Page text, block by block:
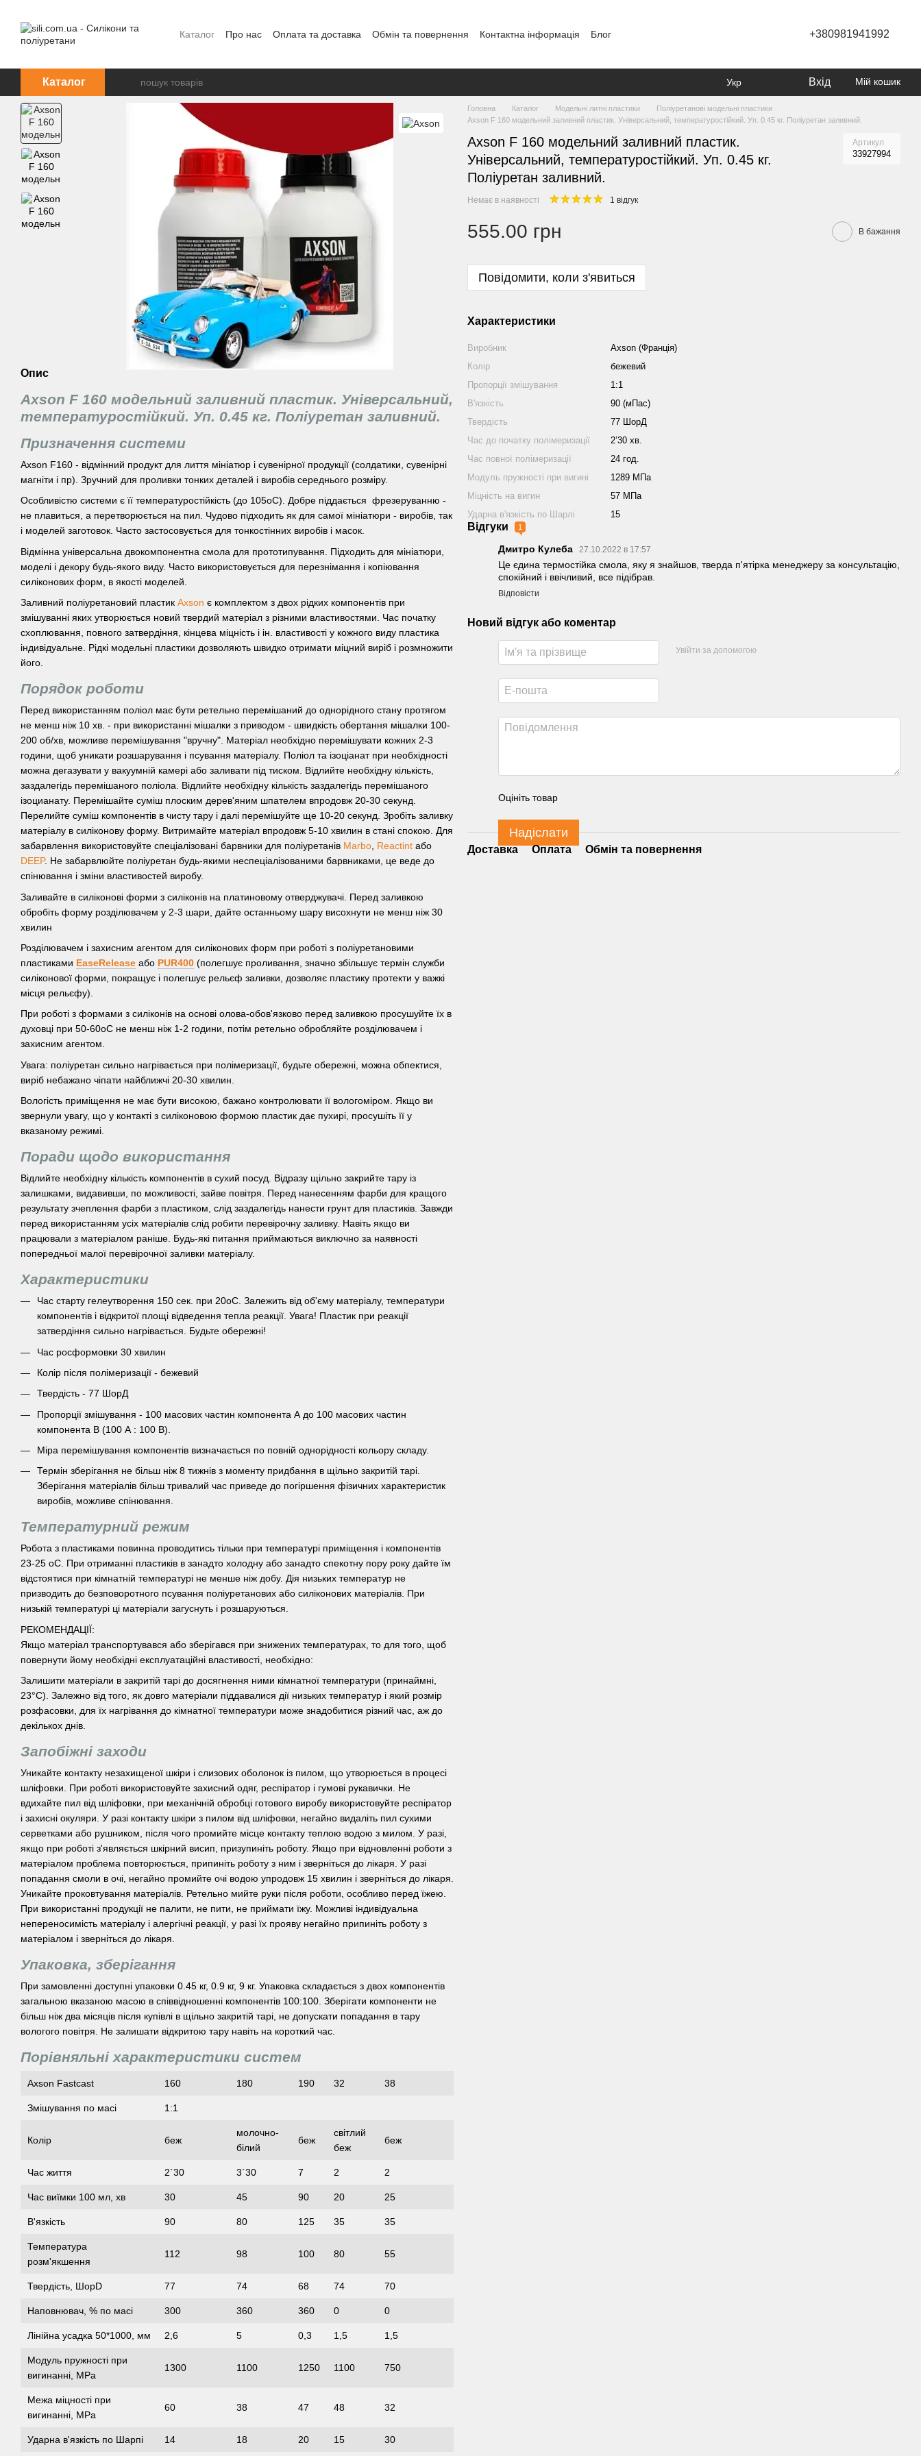
Каталог Про нас Оплата та доставка Обмін та повернення Контактна інформація Блог +380981941992
Каталог Укр Вхід Мій кошик
Опис
Axson F 160 модельний заливний пластик. Універсальний,
температуростійкий. Уп. 0.45 кг. Поліуретан заливний.
Призначення системи
Axson F160 - відмінний продукт для лиття мініатюр і сувенірної продукції (солдатики, сувенірні
магніти і пр). Зручний для проливки тонких деталей і виробів середнього розміру.
Особливістю системи є її температуростійкість (до 105оС). Добре піддається фрезеруванню -
не плавиться, а перетворюється на пил. Чудово підходить як для самої мініатюри - виробів, так
і моделей заготовок. Часто застосовується для тонкостінних виробів і масок.
Відмінна універсальна двокомпонентна смола для прототипування. Підходить для мініатюри,
моделі і декору будь-якого виду. Часто використовується для перезнімання і копіювання
силіконових форм, в якості моделей.
Заливний поліуретановий пластик Axson є комплектом з двох рідких компонентів при
змішуванні яких утворюється новий твердий матеріал з різними властивостями. Час початку
схоплювання, повного затвердіння, кінцева міцність і ін. властивості у кожного виду пластика
індивідуальне. Рідкі модельні пластики дозволяють швидко отримати міцний виріб і розмножити
його.
Порядок роботи
Перед використанням поліол має бути ретельно перемішаний до однорідного стану протягом
не менш ніж 10 хв. - при використанні мішалки з приводом - швидкість обертання мішалки 100-
200 об/хв, можливе перемішування "вручну". Матеріал необхідно перемішувати кожних 2-3
години, щоб уникати розшарування і псування матеріалу. Поліол та ізоціанат при необхідності
можна дегазувати у вакуумній камері або заливати під тиском. Відлийте необхідну кількість,
заздалегідь перемішаного поліола. Відлийте необхідну кількість заздалегідь перемішаного
ізоцианату. Перемішайте суміш плоским дерев'яним шпателем впродовж 20-30 секунд.
Перелийте суміш компонентів в чисту тару і далі перемішуйте ще 10-20 секунд. Зробіть заливку
матеріалу в силіконову форму. Витримайте матеріал впродовж 5-10 хвилин в стані спокою. Для
забарвлення використовуйте спеціалізовані барвники для поліуретанів Marbo Reactint або
DEEP. Не забарвлюйте поліуретан будь-якими неспеціалізованими барвниками, це веде до
спінювання і зміни властивостей виробу.
Заливайте в силіконові форми з силіконів на платиновому отверджувачі. Перед заливкою
обробіть форму розділювачем у 2-3 шари, дайте останньому шару висохнути не менш ніж 30
хвилин
Розділювачем і захисним агентом для силіконових форм при роботі з поліуретановими
пластиками EaseRelease або PUR400 (полегшує проливання, значно збільшує термін служби
силіконової форми, покращує і полегшує рельєф заливки, дозволяє пластику протекти у важкі
місця рельєфу).
При роботі з формами з силіконів на основі олова-обов'язково перед заливкою просушуйте їх в
духовці при 50-60оС не менш ніж 1-2 години, потім ретельно обробляйте розділювачем і
захисним агентом.
Увага: поліуретан сильно нагрівається при полімеризації, будьте обережні, можна обпектися,
виріб небажано чіпати найближчі 20-30 хвилин.
Вологість приміщення не має бути високою, бажано контролювати її вологоміром. Якщо ви
звернули увагу, що у контакті з силіконовою формою пластик дає пухирі, просушіть її у
вказаному режимі.
Поради щодо використання
Відлийте необхідну кількість компонентів в сухий посуд. Відразу щільно закрийте тару із
залишками, видавивши, по можливості, зайве повітря. Перед нанесенням фарби для кращого
результату зчеплення фарби з пластиком, слід заздалегідь нанести грунт для пластиків. Завжди
перед використанням усіх матеріалів слід робити перевірочну заливку. Навіть якщо ви
працювали з матеріалом раніше. Будь-які питання приймаються виключно за наявності
попередньої малої перевірочної заливки матеріалу.
Характеристики
Час старту гелеутворення 150 сек. при 20оС. Залежить від об'єму матеріалу, температури
компонентів і відкритої площі відведення тепла реакції. Увага! Пластик при реакції
затвердіння сильно нагрівається. Будьте обережні!
Час росформовки 30 хвилин
Колір після полімеризації - бежевий
Твердість - 77 ШорД
Пропорції змішування - 100 масових частин компонента А до 100 масових частин
компонента В (100 А : 100 В).
Міра перемішування компонентів визначається по повній однорідності кольору складу.
Термін зберігання не більш ніж 8 тижнів з моменту придбання в щільно закритій тарі.
Зберігання матеріалів більш тривалий час приведе до погіршення фізичних характеристик
виробів, можливе спінювання.
Температурний режим
Робота з пластиками повинна проводитись тільки при температурі приміщення і компонентів
23-25 оС. При отриманні пластиків в занадто холодну або занадто спекотну пору року дайте їм
відстоятися при кімнатній температурі не менше ніж добу. Дія низьких температур не
призводить до безповоротного псування поліуретанових або силіконових матеріалів. При
низькій температурі ці матеріали загуснуть і розшаруються.
РЕКОМЕНДАЦІЇ:
Якщо матеріал транспортувався або зберігався при знижених температурах, то для того, щоб
повернути йому необхідні експлуатаційні властивості, необхідно:
Залишити матеріали в закритій тарі до досягнення ними кімнатної температури (принаймні,
23°C). Залежно від того, як довго матеріали піддавалися дії низьких температур і який розмір
розфасовки, для їх нагрівання до кімнатної температури може знадобитися різний час, аж до
декількох днів.
Запобіжні заходи
Уникайте контакту незахищеної шкіри і слизових оболонок із пилом, що утворюється в процесі
шліфовки. При роботі використовуйте захисний одяг, респіратор і гумові рукавички. Не
вдихайте пил від шліфовки, при механічній обробці готового виробу використовуйте респіратор
і захисні окуляри. У разі контакту шкіри з пилом від шліфовки, негайно видаліть пил сухими
серветками або рушником, після чого промийте місце контакту теплою водою з милом. У разі,
якщо при роботі з'являється шкірний висип, призупиніть роботу. Якщо при відновленні роботи з
матеріалом проблема повторюється, припиніть роботу з ним і зверніться до лікаря. У разі
попадання смоли в очі, негайно промийте очі водою упродовж 15 хвилин і зверніться до лікаря.
Уникайте проковтування матеріалів. Ретельно мийте руки після роботи, особливо перед їжею.
При використанні продукції не палити, не пити, не приймати їжу. Можливі індивідуальна
непереносимість матеріалу і алергічні реакції, у разі їх прояву негайно припиніть роботу з
матеріалом і зверніться до лікаря.
Упаковка, зберігання
При замовленні доступні упаковки 0.45 кг, 0.9 кг, 9 кг. Упаковка складається з двох компонентів
загальною вказаною масою в співвідношенні компонентів 100:100. Зберігати компоненти не
більш ніж два місяців після купівлі в щільно закритій тарі, не допускати попадання в тару
вологого повітря. Не залишати відкритою тару навіть на короткий час.
Порівняльні характеристики систем
Axson Fastcast 160 180 190 32 38
Змішування по масі 1:1
Колір беж
молочно-
білий
беж
світлий
беж
беж
Час життя 2`30 3`30 7 2 2
Час виїмки 100 мл, хв 30 45 90 20 25
В'язкість 90 80 125 35 35
Температура
розм'якшення
112 98 100 80 55
Твердість, ШорD 77 74 68 74 70
Наповнювач, % по масі 300 360 360 0 0
Лінійна усадка 50*1000, мм 2,6 5 0,3 1,5 1,5
Модуль пружності при
вигинанні, MPa
1300 1100 1250 1100 750
Межа міцності при
вигинанні, MPa
60 38 47 48 32
Ударна в'язкість по Шарпі 14 18 20 15 30
Головна Каталог Модельні литні пластики
Поліуретанові модельні пластики
Axson F 160 модельний заливний пластик. Універсальний, температуростійкий. Уп. 0.45 кг. Поліуретан заливний.
Axson F 160 модельний заливний пластик.
Універсальний, температуростійкий. Уп. 0.45 кг.
Поліуретан заливний.
Артикул
33927994
Немає в наявності 1 відгук
555.00 грн В бажання
Повідомити, коли з'явиться
Характеристики
Виробник
Axson (Франція)
Колір
бежевий
Пропорції змішування
1:1
В'язкість
90 (мПас)
Твердість
77 ШорД
Час до початку полімеризації
2’30 хв.
Час повної полімеризації
24 год.
Модуль пружності при вигині
1289 МПа
Міцність на вигин
57 МПа
Ударна в'язкість по Шарлі
15
Відгуки 1
Дмитро Кулеба 27.10.2022 в 17:57
Це єдина термостійка смола, яку я знайшов, тверда п'ятірка менеджеру за консультацію,
спокійний і ввічливий, все підібрав.
Відповісти
Новий відгук або коментар
Увійти за допомогою
Оцініть товар
Надіслати
Доставка Оплата Обмін та повернення